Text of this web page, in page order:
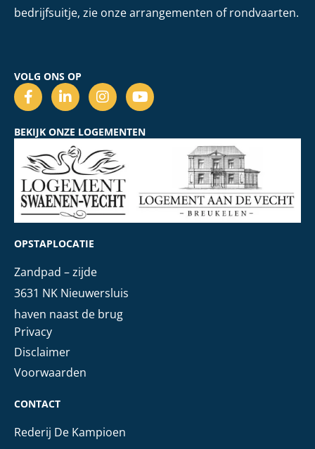
bedrijfsuitje, zie onze arrangementen of rondvaarten.
VOLG ONS OP
BEKIJK ONZE LOGEMENTEN
OPSTAPLOCATIE
Zandpad – zijde
3631 NK Nieuwersluis
haven naast de brug
Privacy
Disclaimer
Voorwaarden
CONTACT
Rederij De Kampioen